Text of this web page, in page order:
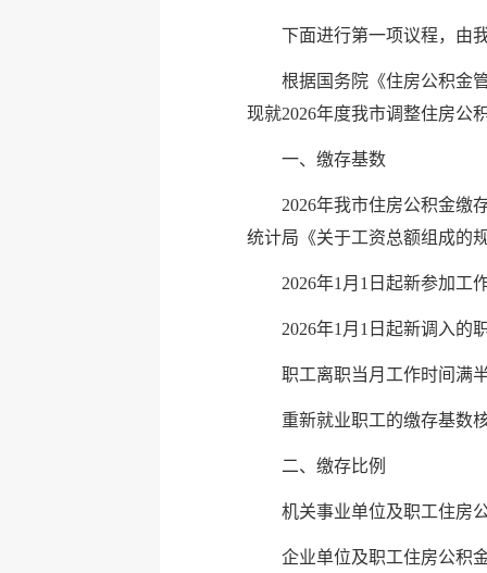
下面进行第一项议程，由
根据国务院《住房公积金
现就2026年度我市调整住房公
一、缴存基数
2026年我市住房公积金缴
统计局《关于工资总额组成的
2026年1月1日起新参加工
2026年1月1日起新调入的
职工离职当月工作时间满
重新就业职工的缴存基数
二、缴存比例
机关事业单位及职工住房
企业单位及职工住房公积